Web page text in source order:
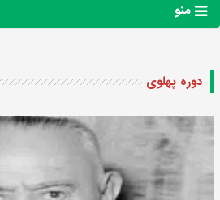
منو
دوره پهلوی